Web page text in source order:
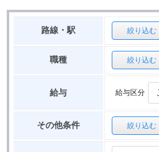
路線・駅 絞り込む
職種 絞り込む
給与 給与区分
その他条件 絞り込む